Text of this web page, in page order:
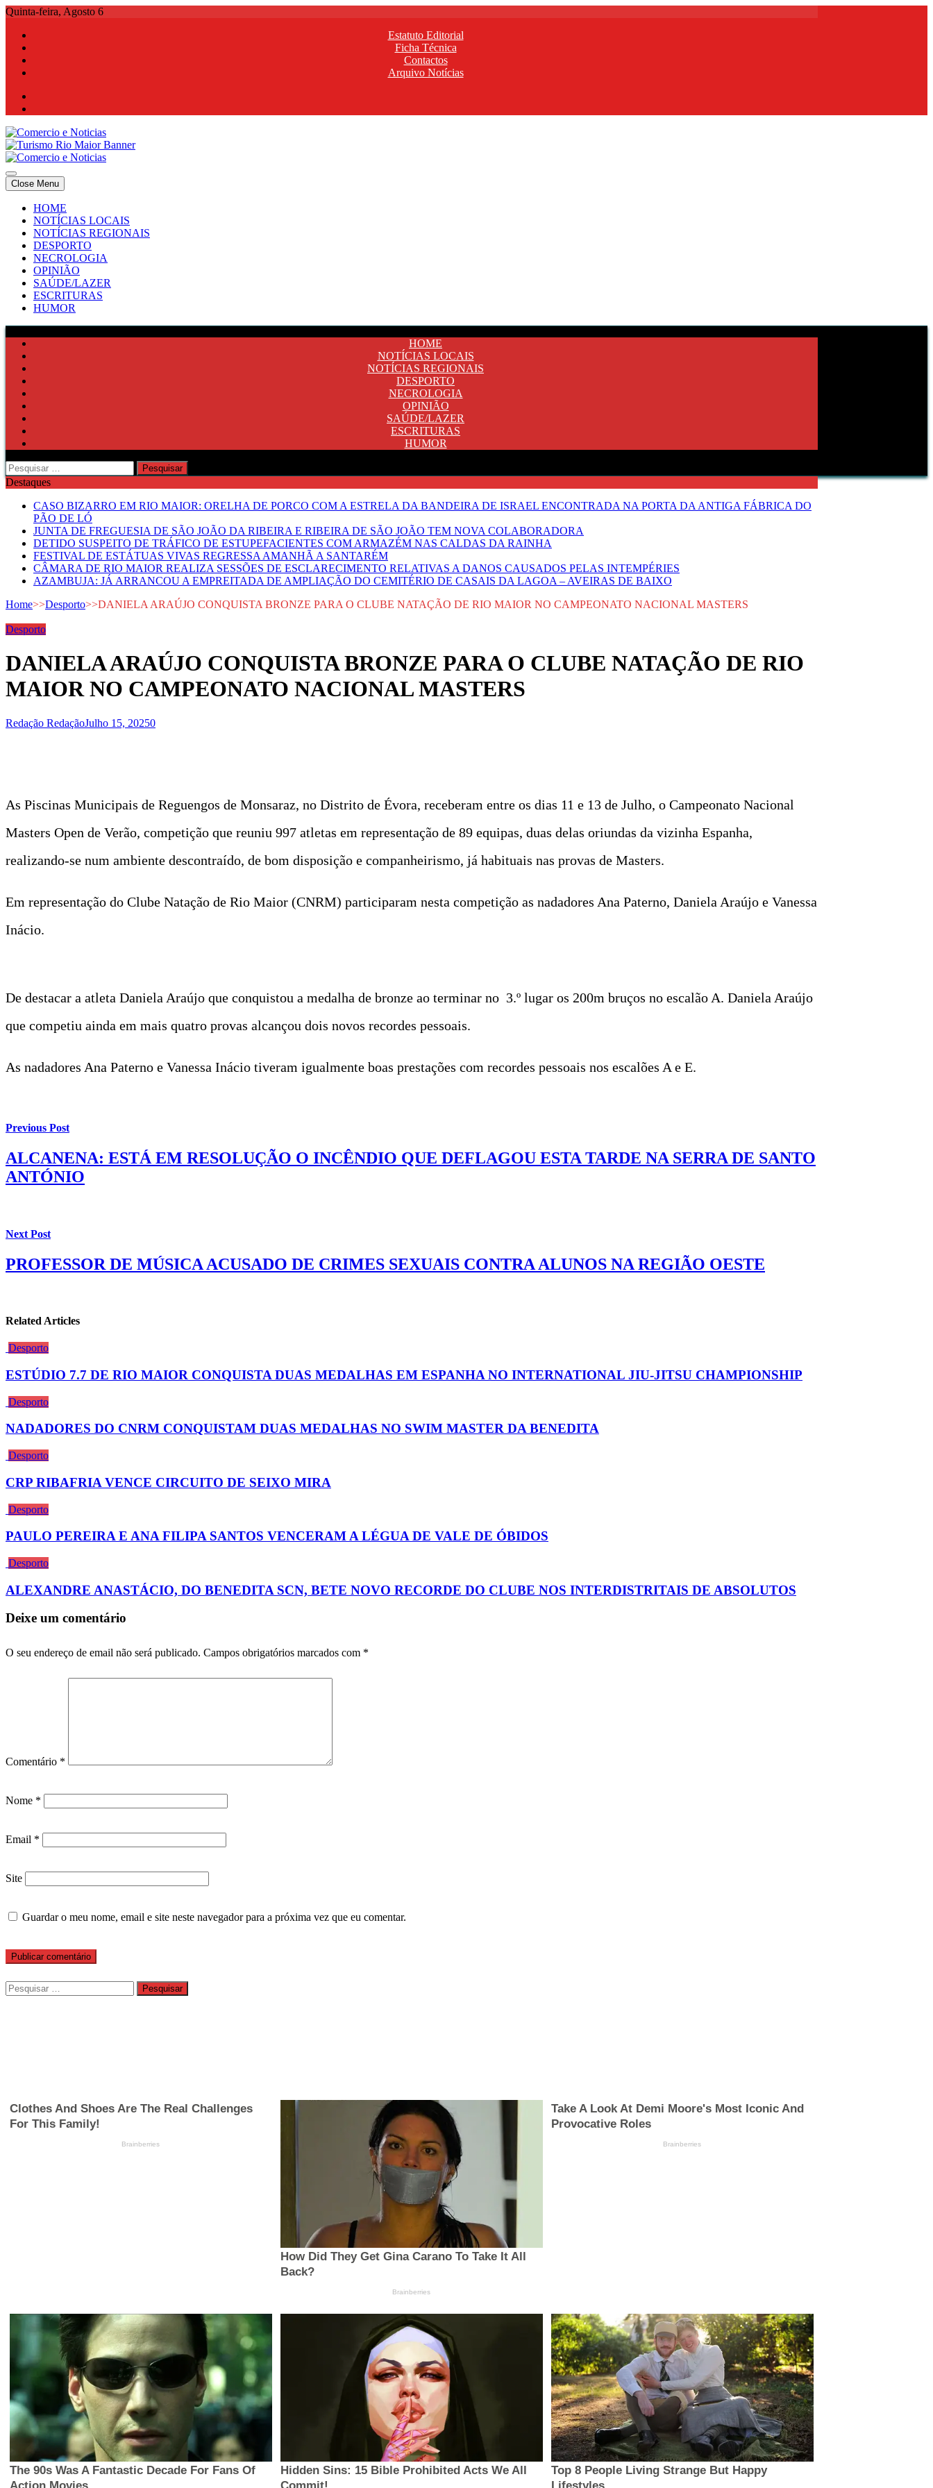
Skip
content
Quinta-feira, Agosto 6
Estatuto Editorial
Ficha Técnica
Contactos
Arquivo Notícias
Comercio e Noticias
Notícias e Publicidade Online
Comercio e Noticias
Notícias e Publicidade Online
Close Menu
HOME
NOTÍCIAS LOCAIS
NOTÍCIAS REGIONAIS
DESPORTO
NECROLOGIA
OPINIÃO
SAÚDE/LAZER
ESCRITURAS
HUMOR
HOME
NOTÍCIAS LOCAIS
NOTÍCIAS REGIONAIS
DESPORTO
NECROLOGIA
OPINIÃO
SAÚDE/LAZER
ESCRITURAS
HUMOR
Pesquisar
por:
Destaques
CASO BIZARRO EM RIO MAIOR: ORELHA DE PORCO COM A ESTRELA DA BANDEIRA DE ISRAEL ENCONTRADA NA PORTA DA ANTIGA FÁBRICA DO
PÃO DE LÓ
JUNTA DE FREGUESIA DE SÃO JOÃO DA RIBEIRA E RIBEIRA DE SÃO JOÃO TEM NOVA COLABORADORA
DETIDO SUSPEITO DE TRÁFICO DE ESTUPEFACIENTES COM ARMAZÉM NAS CALDAS DA RAINHA
FESTIVAL DE ESTÁTUAS VIVAS REGRESSA AMANHÃ A SANTARÉM
CÂMARA DE RIO MAIOR REALIZA SESSÕES DE ESCLARECIMENTO RELATIVAS A DANOS CAUSADOS PELAS INTEMPÉRIES
AZAMBUJA: JÁ ARRANCOU A EMPREITADA DE AMPLIAÇÃO DO CEMITÉRIO DE CASAIS DA LAGOA – AVEIRAS DE BAIXO
Home>>Desporto>>DANIELA ARAÚJO CONQUISTA BRONZE PARA O CLUBE NATAÇÃO DE RIO MAIOR NO CAMPEONATO NACIONAL MASTERS
Desporto
DANIELA ARAÚJO CONQUISTA BRONZE PARA O CLUBE NATAÇÃO DE RIO
MAIOR NO CAMPEONATO NACIONAL MASTERS
Redação RedaçãoJulho 15, 20250
As Piscinas Municipais de Reguengos de Monsaraz, no Distrito de Évora, receberam entre os dias 11 e 13 de Julho, o Campeonato Nacional
Masters Open de Verão, competição que reuniu 997 atletas em representação de 89 equipas, duas delas oriundas da vizinha Espanha,
realizando-se num ambiente descontraído, de bom disposição e companheirismo, já habituais nas provas de Masters.
Em representação do Clube Natação de Rio Maior (CNRM) participaram nesta competição as nadadores Ana Paterno, Daniela Araújo e Vanessa
Inácio.
De destacar a atleta Daniela Araújo que conquistou a medalha de bronze ao terminar no 3.º lugar os 200m bruços no escalão A. Daniela Araújo
que competiu ainda em mais quatro provas alcançou dois novos recordes pessoais.
As nadadores Ana Paterno e Vanessa Inácio tiveram igualmente boas prestações com recordes pessoais nos escalões A e E.
Previous Post
ALCANENA: ESTÁ EM RESOLUÇÃO O INCÊNDIO QUE DEFLAGOU ESTA TARDE NA SERRA DE SANTO
ANTÓNIO
Next Post
PROFESSOR DE MÚSICA ACUSADO DE CRIMES SEXUAIS CONTRA ALUNOS NA REGIÃO OESTE
Related Articles
Desporto
ESTÚDIO 7.7 DE RIO MAIOR CONQUISTA DUAS MEDALHAS EM ESPANHA NO INTERNATIONAL JIU-JITSU CHAMPIONSHIP
Desporto
NADADORES DO CNRM CONQUISTAM DUAS MEDALHAS NO SWIM MASTER DA BENEDITA
Desporto
CRP RIBAFRIA VENCE CIRCUITO DE SEIXO MIRA
Desporto
PAULO PEREIRA E ANA FILIPA SANTOS VENCERAM A LÉGUA DE VALE DE ÓBIDOS
Desporto
ALEXANDRE ANASTÁCIO, DO BENEDITA SCN, BETE NOVO RECORDE DO CLUBE NOS INTERDISTRITAIS DE ABSOLUTOS
Deixe um comentário
O seu endereço de email não será publicado. Campos obrigatórios marcados com *
Comentário *
Nome *
Email *
Site
Guardar o meu nome, email e site neste navegador para a próxima vez que eu comentar.
Pesquisar
por: